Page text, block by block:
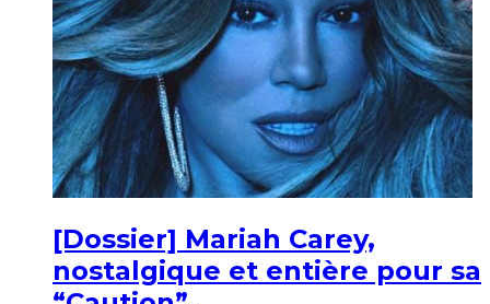
[Dossier] Mariah Carey,
nostalgique et entière pour sa